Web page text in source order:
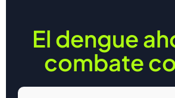
El dengue
combate